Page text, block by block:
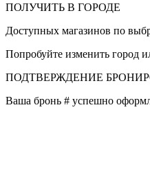
ПОЛУЧИТЬ В ГОРОДЕ
Доступных магазинов по
Попробуйте изменить город
ПОДТВЕРЖДЕНИЕ
Ваша бронь # успешно